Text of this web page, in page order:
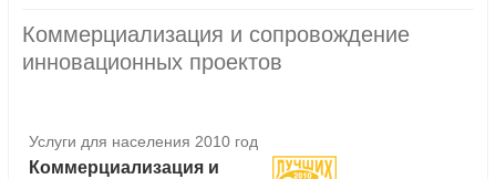
Коммерциализация и сопровождение
инновационных проектов
Услуги для населения 2010 год
Коммерциализация и